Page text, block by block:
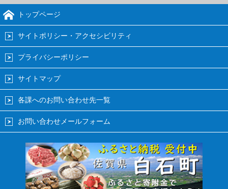
トップページ
サイトポリシー・アクセシビリティ
プライバシーポリシー
サイトマップ
各課へのお問い合わせ先一覧
お問い合わせメールフォーム